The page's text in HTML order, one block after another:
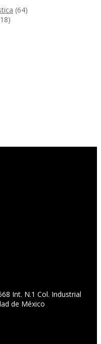
(64)
Int. N.1 Col. Industrial
de México